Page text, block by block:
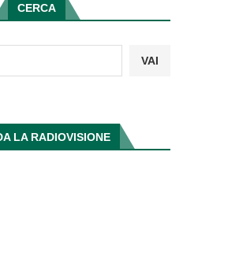
CERCA
VAI
LA RADIOVISIONE